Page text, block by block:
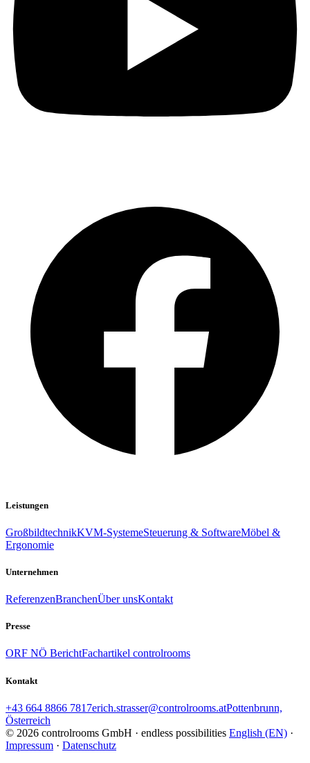
Leistungen
GroßbildtechnikKVM-SystemeSteuerung & SoftwareMöbel &
Ergonomie
Unternehmen
ReferenzenBranchenÜber unsKontakt
Presse
ORF NÖ BerichtFachartikel controlrooms
Kontakt
+43 664 8866 7817erich.strasser@controlrooms.atPottenbrunn,
Österreich
© 2026 controlrooms GmbH · endless possibilities English (EN) ·
Impressum · Datenschutz